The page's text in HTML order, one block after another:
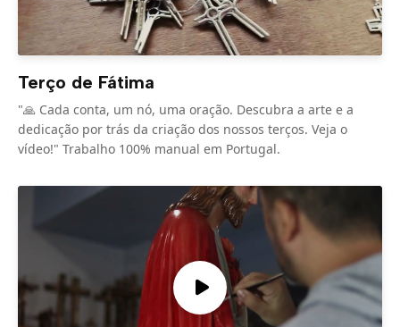
Terço de Fátima
"🙏 Cada conta, um nó, uma oração. Descubra a arte e a
dedicação por trás da criação dos nossos terços. Veja o
vídeo!" Trabalho 100% manual em Portugal.